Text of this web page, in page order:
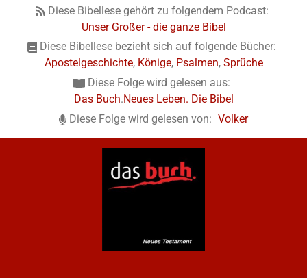
Diese Bibellese gehört zu folgendem Podcast:
Unser Großer - die ganze Bibel
Diese Bibellese bezieht sich auf folgende Bücher:
Apostelgeschichte, Könige, Psalmen, Sprüche
Diese Folge wird gelesen aus:
Das Buch.Neues Leben. Die Bibel
Diese Folge wird gelesen von: Volker